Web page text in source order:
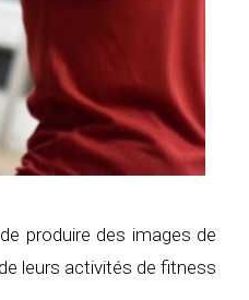
produire des images de
leurs activités de fitness